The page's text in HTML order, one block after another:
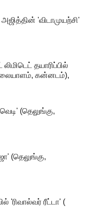
'விடாமுயற்சி'
தயாரிப்பில்
கன்னடம்),
(தெலுங்கு,
(தெலுங்கு,
'ரிவால்வர் ரீட்டா' (